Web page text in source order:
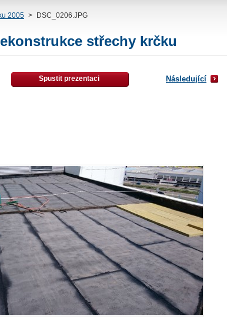
2005 > DSC_0206.JPG
střechy krčku
Spustit prezentaci Následující